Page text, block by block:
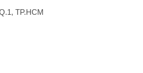
TP.HCM